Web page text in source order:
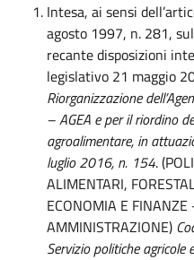
Intesa, ai sensi
agosto 1997, n. 281,
recante disposizioni
legislativo 21 maggio
Riorganizzazione
– AGEA e per il riordino
agroalimentare, in
luglio 2016, n. 154.
ALIMENTARI,
ECONOMIA E FINANZE
AMMINISTRAZIONE)
Servizio politiche agricole